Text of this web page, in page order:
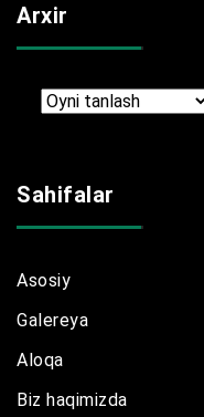
Arxir
Arxir
Sahifalar
Asosiy
Galereya
Aloqa
Biz haqimizda